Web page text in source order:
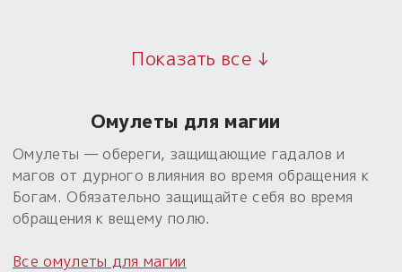
Показать все ↓
Омулеты для магии
Омулеты — обереги, защищающие гадалов и
магов от дурного влияния во время обращения к
Богам. Обязательно защищайте себя во время
обращения к вещему полю.
Все омулеты для магии